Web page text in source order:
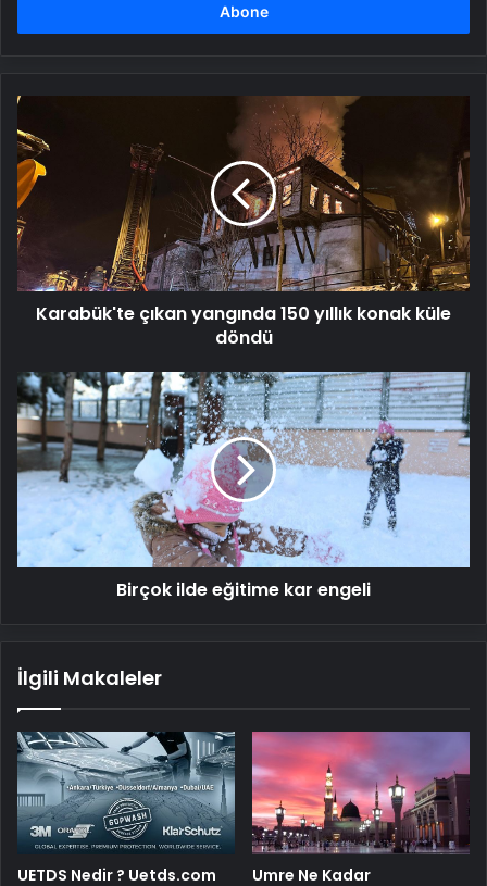
Karabük'te
çıkan
yangında
150
yıllık
konak
küle
döndü
Karabük'te çıkan yangında 150 yıllık konak küle
döndü
Birçok
ilde
eğitime
kar
engeli
Birçok ilde eğitime kar engeli
İlgili Makaleler
UETDS Nedir ? Uetds.com
Umre Ne Kadar